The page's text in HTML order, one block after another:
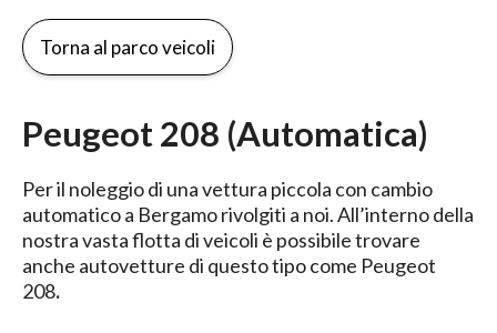
Torna al parco veicoli
Peugeot 208 (Automatica)
Per il noleggio di una vettura piccola con cambio
automatico a Bergamo rivolgiti a noi. All’interno della
nostra vasta flotta di veicoli è possibile trovare
anche autovetture di questo tipo come Peugeot
208.